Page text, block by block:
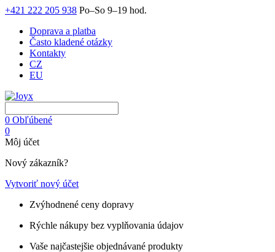
+421 222 205 938 Po–So 9–19 hod.
Doprava a platba
Často kladené otázky
Kontakty
CZ
EU
0 Obľúbené
0
Môj účet
Nový zákazník?
Vytvoriť nový účet
Zvýhodnené ceny dopravy
Rýchle nákupy bez vyplňovania údajov
Vaše najčastejšie objednávané produkty